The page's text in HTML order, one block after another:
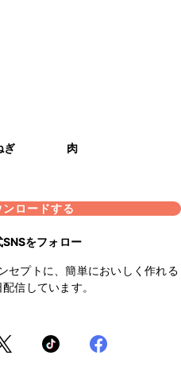
ぎ 肉
ロードする
をフォロー
セプトに、簡単においしく作れる
信しています。